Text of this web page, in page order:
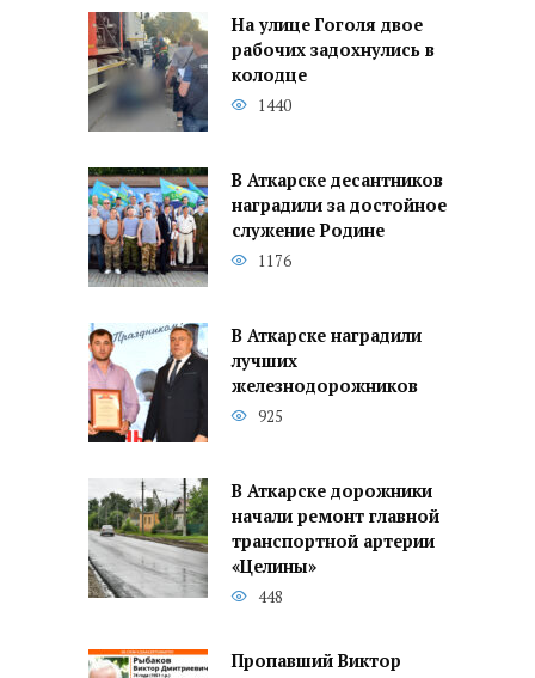
На улице Гоголя двое
рабочих задохнулись в
колодце
1440
В Аткарске десантников
наградили за достойное
служение Родине
1176
В Аткарске наградили
лучших
железнодорожников
925
В Аткарске дорожники
начали ремонт главной
транспортной артерии
«Целины»
448
Пропавший Виктор